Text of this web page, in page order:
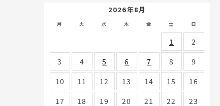
2026年8月
月 火 水 木 金 土 日
1
2
3
4 5 6 7 8
9
10
11 12 13 14 15
16
17
18 19 20 21 22
23